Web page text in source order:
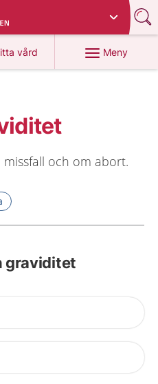
vård
på 1177.se
Meny
och om abort.
graviditet